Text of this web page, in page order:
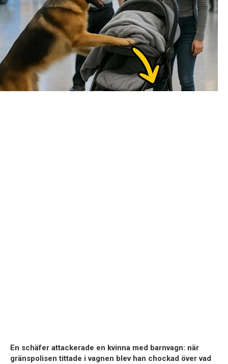
En schäfer attackerade en kvinna med barnvagn: när
gränspolisen tittade i vagnen blev han chockad över vad